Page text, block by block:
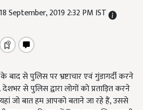
September, 2019 2:32 PM IST
से पुलिस पर भ्रष्टाचार एवं गुंडागर्दी करने
से पुलिस द्वारा लोगों को प्रताड़ित करने
जो बात हम आपको बताने जा रहे हैं, उससे